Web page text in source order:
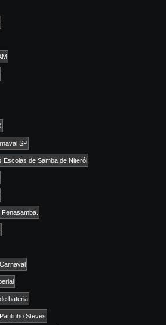
SP
Escolas de Samba de Niterói
Fenasamba.
bateria
Steves